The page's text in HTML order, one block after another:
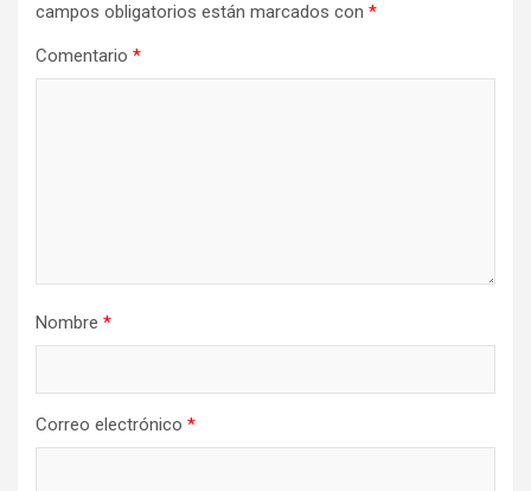
campos obligatorios están marcados con *
Comentario *
Nombre *
Correo electrónico *